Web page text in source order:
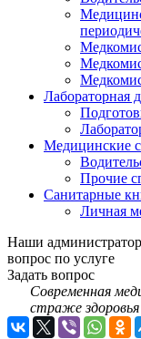
Лабораторная
Медицинские
Прочие
Санитарные
Личная
Наши
вопрос по услуге
Задать вопрос
Современная
страже